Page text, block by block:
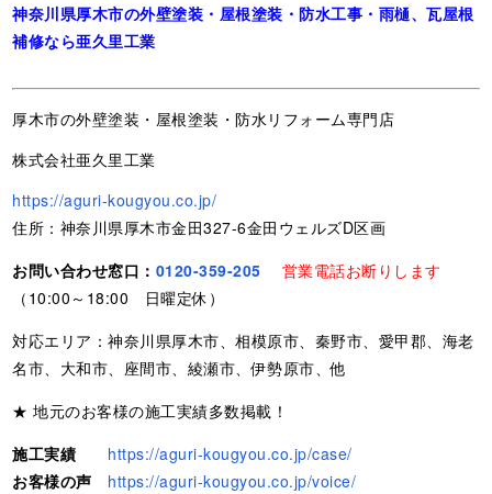
神奈川県厚木市の外壁塗装・屋根塗装・防水工事・雨樋、瓦屋根
補修なら亜久里工業
厚木市の外壁塗装・屋根塗装・防水リフォーム専門店
株式会社亜久里工業
https://aguri-kougyou.co.jp/
住所：神奈川県厚木市金田327-6金田ウェルズD区画
お問い合わせ窓口： 0120-359-205
営業電話お断りします
（10:00～18:00 日曜定休）
対応エリア：神奈川県厚木市、相模原市、秦野市、愛甲郡、海老
名市、大和市、座間市、綾瀬市、伊勢原市、他
★ 地元のお客様の施工実績多数掲載！
施工実績
https://aguri-kougyou.co.jp/case/
お客様の声
https://aguri-kougyou.co.jp/voice/